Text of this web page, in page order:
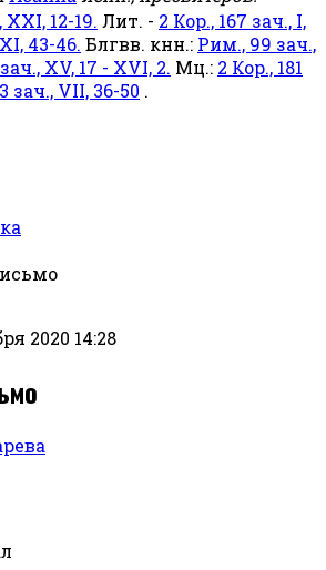
XXI, 12-19. Лит. - 2 Кор., 167 зач., I,
43-46. Блгвв. кнн.: Рим., 99 зач.,
XV, 17 - XVI, 2. Мц.: 2 Кор., 181
зач., VII, 36-50 .
2020 14:28